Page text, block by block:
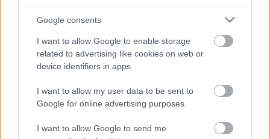
Google consents
I want to allow Google to enable storage
related to advertising like cookies on web or
device identifiers in apps.
I want to allow my user data to be sent to
Google for online advertising purposes.
I want to allow Google to send me
Apple Watch: a töltőmániás Luis Vuitton-
generáció megméri a pulzusát